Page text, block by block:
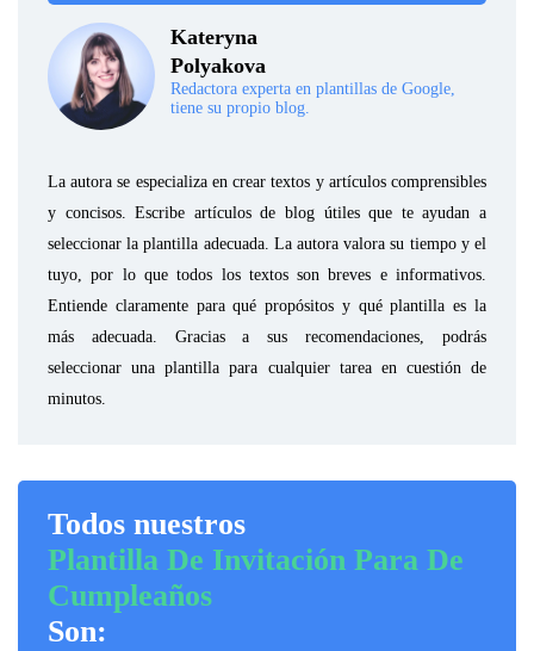
Kateryna
Polyakova
Redactora experta en plantillas de Google,
tiene su propio blog.
La autora se especializa en crear textos y artículos comprensibles
y concisos. Escribe artículos de blog útiles que te ayudan a
seleccionar la plantilla adecuada. La autora valora su tiempo y el
tuyo, por lo que todos los textos son breves e informativos.
Entiende claramente para qué propósitos y qué plantilla es la
más adecuada. Gracias a sus recomendaciones, podrás
seleccionar una plantilla para cualquier tarea en cuestión de
minutos.
Todos nuestros
Plantilla De Invitación Para De
Cumpleaños
Son: